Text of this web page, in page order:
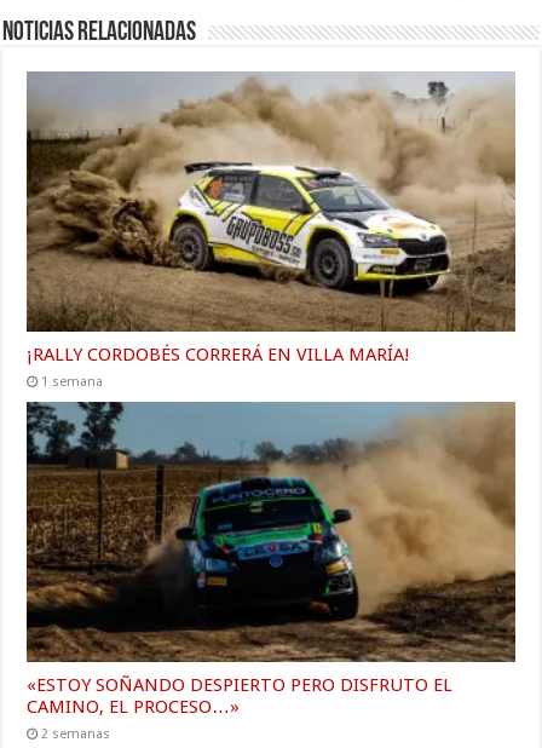
Noticias relacionadas
¡RALLY CORDOBÉS CORRERÁ EN VILLA MARÍA!
1 semana
«ESTOY SOÑANDO DESPIERTO PERO DISFRUTO EL
CAMINO, EL PROCESO…»
2 semanas